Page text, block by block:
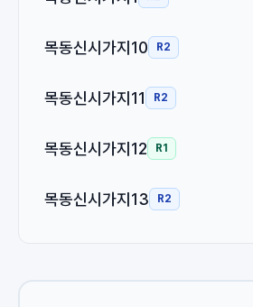
목동신시가지10 R2
목동신시가지11 R2
목동신시가지12 R1
목동신시가지13 R2